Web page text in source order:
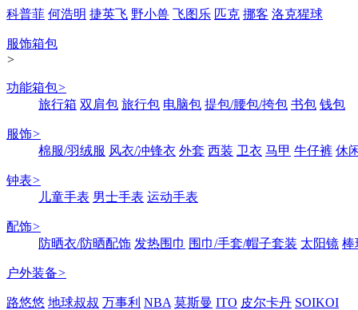
科普菲 何浩明 捷英飞 野小兽 飞图乐 匹克 挪客 洛克猩球
服饰箱包
>
功能箱包>
旅行箱 双肩包 旅行包 电脑包 提包/腰包/挎包 书包 钱包
服饰>
棉服/羽绒服 风衣/冲锋衣 外套 西装 卫衣 马甲 牛仔裤 休
钟表>
儿童手表 男士手表 运动手表
配饰>
防晒衣/防晒配饰 发热围巾 围巾/手套/帽子套装 太阳镜 棒
户外装备>
路悠悠 地球叔叔 万事利 NBA 莫斯曼 ITO 皮尔卡丹 SOIKOI